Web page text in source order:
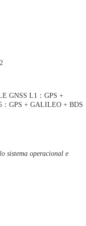
GNSS L1：GPS +
GPS + GALILEO + BDS
sistema operacional e